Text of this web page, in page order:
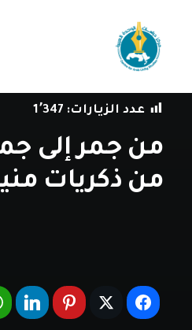
فيمراجعة اصدارات
عدد الزيارات: 1٬347
من جمر إلى
من ذكريات